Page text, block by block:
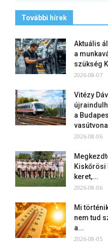
További hírek
Aktuális
a
szükség
2026-08-07
Vitézy
a
2026-08-06
Kiskőrösi
keret,...
2026-08-06
Mi
nem tud
a...
2026-08-05